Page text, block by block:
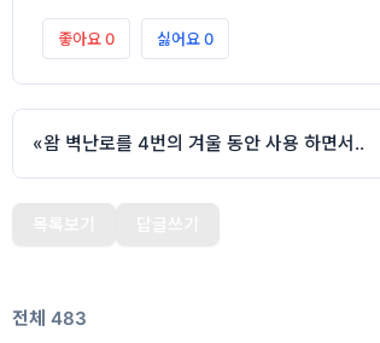
좋아요0 싫어요0
«왐 벽난로를 4번의 겨울 동안 사용 하면서..
전체 483